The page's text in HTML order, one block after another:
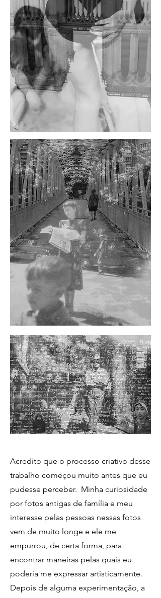
Acredito que o processo criativo desse
trabalho começou muito antes que eu
pudesse perceber. Minha curiosidade
por fotos antigas de família e meu
interesse pelas pessoas nessas fotos
vem de muito longe e ele me
empurrou, de certa forma, para
encontrar maneiras pelas quais eu
poderia me expressar artisticamente.
Depois de alguma experimentação, a